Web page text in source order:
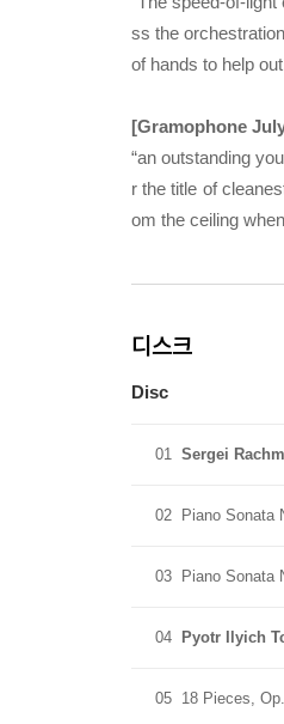
ss the
of hands to help
[Gramophone
“an outstanding
r the title of
om the ceiling
디스크
Disc
01 Sergei
02 Piano Sonata
03 Piano Sonata
04 Pyotr Ilyich
05 18 Pieces,